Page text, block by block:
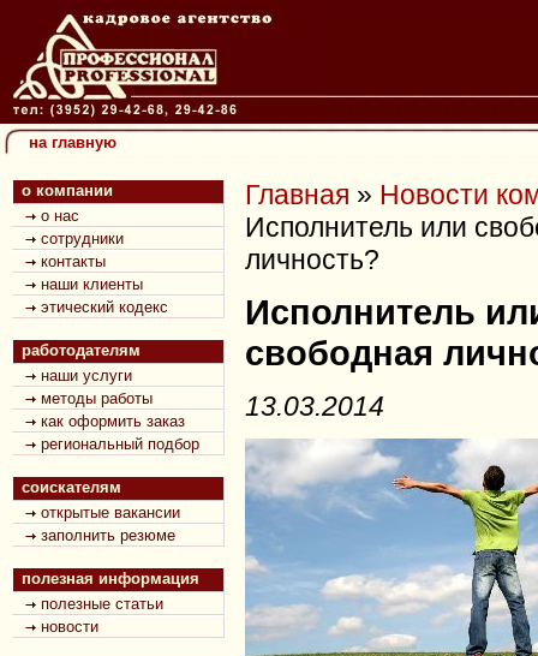
на главную
о компании
о нас
сотрудники
контакты
наши клиенты
этический кодекс
работодателям
наши услуги
методы работы
как оформить заказ
региональный подбор
соискателям
открытые вакансии
заполнить резюме
полезная информация
полезные статьи
новости
Главная » Новости
Исполнитель или
личность?
Исполнитель
свободная
13.03.2014